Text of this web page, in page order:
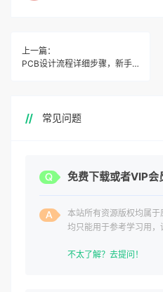
上一篇：
PCB设计流程详细步骤，新手照着做一遍就成功
常见问题
本站所有资源版权均属
均只能用于参考学习用，
不太了解？去提问！